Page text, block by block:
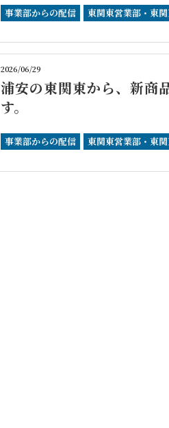
事業部からの配信 東関東営業部・東
2026/06/29
浦安の東関東から、新商
す。
事業部からの配信 東関東営業部・東